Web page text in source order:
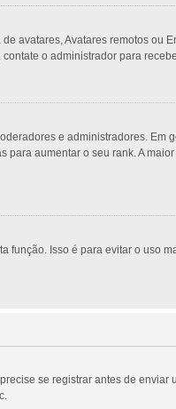
avatares, Avatares remotos ou
o administrador para
e administradores. Em
aumentar o seu rank. A
função. Isso é para evitar o uso
se registrar antes de enviar